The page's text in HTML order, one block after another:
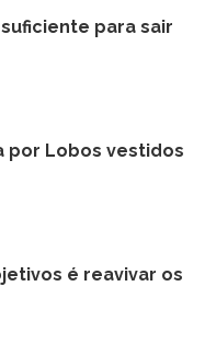
para sair
por Lobos vestidos
é reavivar os